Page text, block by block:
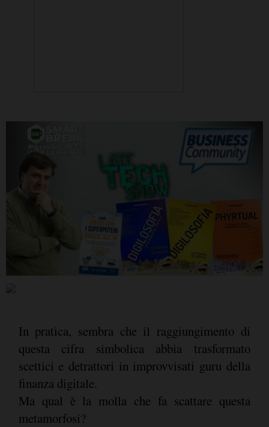
In pratica, sembra che il raggiungimento di
questa cifra simbolica abbia trasformato
scettici e detrattori in improvvisati guru della
finanza digitale.
Ma qual è la molla che fa scattare questa
metamorfosi?